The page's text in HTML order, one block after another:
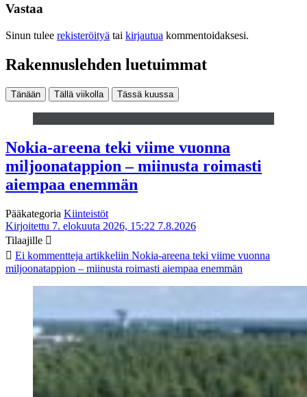
Vastaa
Sinun tulee rekisteröityä tai kirjautua kommentoidaksesi.
Rakennuslehden luetuimmat
Tänään Tällä viikolla Tässä kuussa
Nokia-areena teki viime vuonna
miljoonatappion – miinusta roimasti
aiempaa enemmän
Pääkategoria Kiinteistöt
Kirjoitettu 7. elokuuta 2026, 15:22 7.8.2026
Tilaajille
Ei kommentteja artikkeliin Nokia-areena teki viime vuonna
miljoonatappion – miinusta roimasti aiempaa enemmän